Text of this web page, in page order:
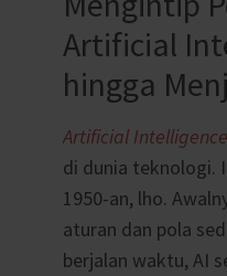
Artificial
hingga
Artificial Intelligence
di dunia teknologi.
1950-an, lho.
aturan dan pola
berjalan waktu, AI